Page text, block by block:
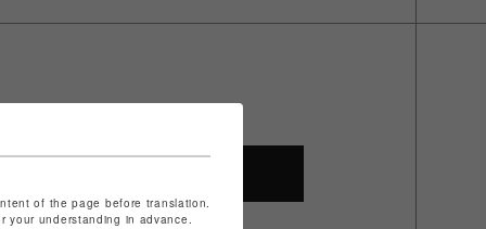
of the page before translation.
your understanding in advance.